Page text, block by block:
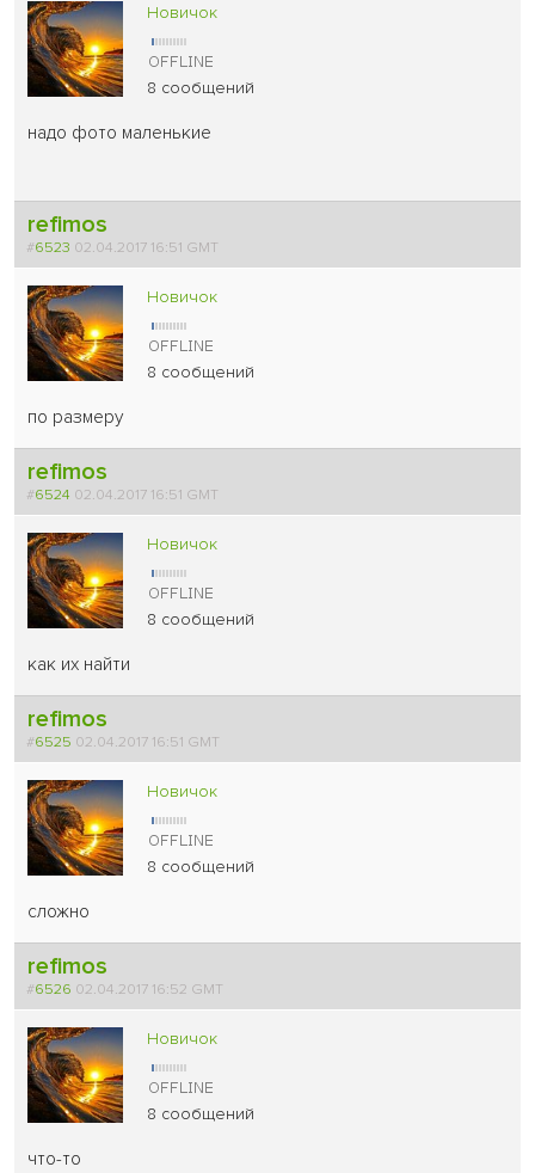
Новичок
8 сообщений
надо фото маленькие
refimos
#6523 02.04.2017 16:51 GMT
Новичок
8 сообщений
по размеру
refimos
#6524 02.04.2017 16:51 GMT
Новичок
8 сообщений
как их найти
refimos
#6525 02.04.2017 16:51 GMT
Новичок
8 сообщений
сложно
refimos
#6526 02.04.2017 16:52 GMT
Новичок
8 сообщений
что-то